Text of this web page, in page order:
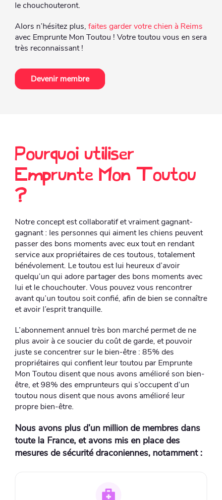
le chouchouteront.
Alors n’hésitez plus, faites garder votre chien à Reims
avec Emprunte Mon Toutou ! Votre toutou vous en sera
très reconnaissant !
Devenir membre
Pourquoi utiliser
Emprunte Mon Toutou
?
Notre concept est collaboratif et vraiment gagnant-
gagnant : les personnes qui aiment les chiens peuvent
passer des bons moments avec eux tout en rendant
service aux propriétaires de ces toutous, totalement
bénévolement. Le toutou est lui heureux d’avoir
quelqu’un qui adore partager des bons moments avec
lui et le chouchouter. Vous pouvez vous rencontrer
avant qu’un toutou soit confié, afin de bien se connaître
et avoir l’esprit tranquille.
L’abonnement annuel très bon marché permet de ne
plus avoir à ce soucier du coût de garde, et pouvoir
juste se concentrer sur le bien-être : 85% des
propriétaires qui confient leur toutou par Emprunte
Mon Toutou disent que nous avons amélioré son bien-
être, et 98% des emprunteurs qui s’occupent d’un
toutou nous disent que nous avons amélioré leur
propre bien-être.
Nous avons plus d’un million de membres dans
toute la France, et avons mis en place des
mesures de sécurité draconiennes, notamment :